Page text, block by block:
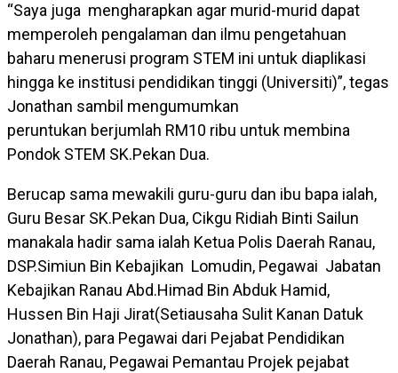
“Saya juga mengharapkan agar murid-murid dapat
memperoleh pengalaman dan ilmu pengetahuan
baharu menerusi program STEM ini untuk diaplikasi
hingga ke institusi pendidikan tinggi (Universiti)”, tegas
Jonathan sambil mengumumkan
peruntukan berjumlah RM10 ribu untuk membina
Pondok STEM SK.Pekan Dua.
Berucap sama mewakili guru-guru dan ibu bapa ialah,
Guru Besar SK.Pekan Dua, Cikgu Ridiah Binti Sailun
manakala hadir sama ialah Ketua Polis Daerah Ranau,
DSP.Simiun Bin Kebajikan Lomudin, Pegawai Jabatan
Kebajikan Ranau Abd.Himad Bin Abduk Hamid,
Hussen Bin Haji Jirat(Setiausaha Sulit Kanan Datuk
Jonathan), para Pegawai dari Pejabat Pendidikan
Daerah Ranau, Pegawai Pemantau Projek pejabat